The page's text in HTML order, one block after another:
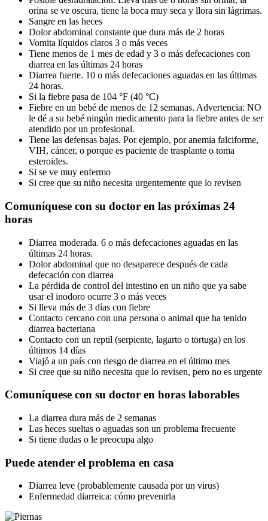
orina se ve oscura, tiene la boca muy seca y llora sin lágrimas.
Sangre en las heces
Dolor abdominal constante que dura más de 2 horas
Vomita líquidos claros 3 o más veces
Tiene menos de 1 mes de edad y 3 o más defecaciones con
diarrea en las últimas 24 horas
Diarrea fuerte. 10 o más defecaciones aguadas en las últimas
24 horas.
Si la fiebre pasa de 104 °F (40 °C)
Fiebre en un bebé de menos de 12 semanas. Advertencia: NO
le dé a su bebé ningún medicamento para la fiebre antes de ser
atendido por un profesional.
Tiene las defensas bajas. Por ejemplo, por anemia falciforme,
VIH, cáncer, o porque es paciente de trasplante o toma
esteroides.
Si se ve muy enfermo
Si cree que su niño necesita urgentemente que lo revisen
Comuníquese con su doctor en las próximas 24
horas
Diarrea moderada. 6 o más defecaciones aguadas en las
últimas 24 horas.
Dolor abdominal que no desaparece después de cada
defecación con diarrea
La pérdida de control del intestino en un niño que ya sabe
usar el inodoro ocurre 3 o más veces
Si lleva más de 3 días con fiebre
Contacto cercano con una persona o animal que ha tenido
diarrea bacteriana
Contacto con un reptil (serpiente, lagarto o tortuga) en los
últimos 14 días
Viajó a un país con riesgo de diarrea en el último mes
Si cree que su niño necesita que lo revisen, pero no es urgente
Comuníquese con su doctor en horas laborables
La diarrea dura más de 2 semanas
Las heces sueltas o aguadas son un problema frecuente
Si tiene dudas o le preocupa algo
Puede atender el problema en casa
Diarrea leve (probablemente causada por un virus)
Enfermedad diarreica: cómo prevenirla